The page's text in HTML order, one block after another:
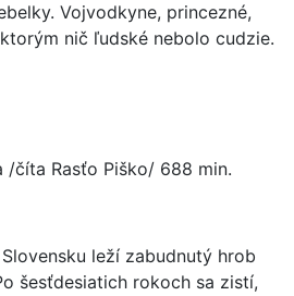
Vojvodkyne, princezné,
nič ľudské nebolo cudzie.
/číta Rasťo Piško/ 688 min.
leží zabudnutý hrob
šesťdesiatich rokoch sa zistí,